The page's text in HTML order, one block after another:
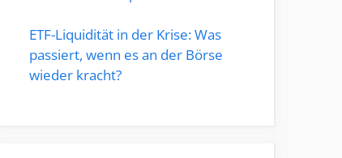
ETF-Liquidität in der Krise: Was
passiert, wenn es an der Börse
wieder kracht?